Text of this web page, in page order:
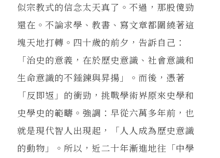
似宗教式的信念太天真了。不過，那股傻勁
還在。不論求學、教書、寫文章都圍繞著這
塊天地打轉。四十歲的前夕，告訴自己：
「治史的意義，在於歷史意識、社會意識和
生命意識的不錘鍊與昇揚」。而後，憑著
「反即返」的衝勁，挑戰學術界原來史學和
史學史的範疇。強調：早從六萬多年前，也
就是現代智人出現起，「人人成為歷史意識
的動物」。所以，近二十年漸進地往「中學